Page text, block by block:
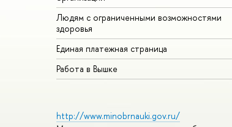
Людям с ограниченными возможностями
здоровья
Единая платежная страница
Работа в Вышке
http://www.minobrnauki.gov.ru/